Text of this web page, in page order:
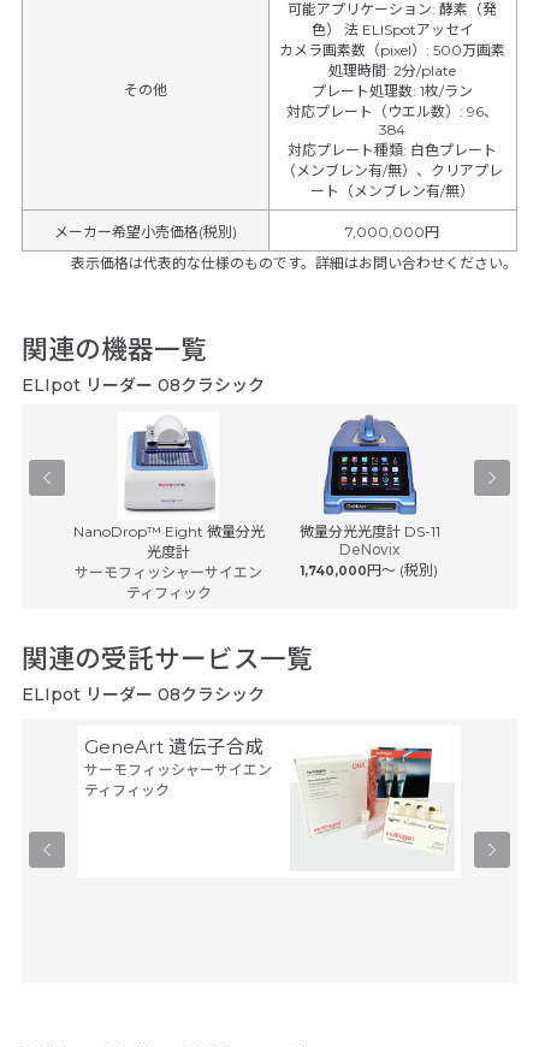
その他
可能アプリケーション:酵素（発
色） 法 ELISpotアッセイ
カメラ画素数（pixel）:500万画素
処理時間:2分/plate
プレート処理数:1枚/ラン
対応プレート（ウエル数）:96、
384
対応プレート種類: 白色プレート
（メンブレン有/無）、クリアプレ
ート（メンブレン有/無）
メーカー希望小売価格(税別)
7,000,000円
表示価格は代表的な仕様のものです。詳細はお問い合わせください。
関連の機器一覧
ELIpot リーダー 08クラシック
NanoDrop™ Eight 微量分光
光度計
サーモフィッシャーサイエン
ティフィック
微量分光光度計 DS-11
DeNovix
1,740,000円〜 (税別)
関連の受託サービス一覧
ELIpot リーダー 08クラシック
GeneArt 遺伝子合成
サーモフィッシャーサイエン
ティフィック